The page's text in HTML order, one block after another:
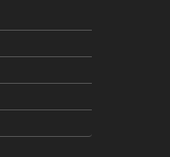
(sebuah
baru,